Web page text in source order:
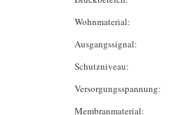
Wohnmaterial:
Ausgangssignal:
Schutzniveau:
Versorgungsspannung:
Membranmaterial: